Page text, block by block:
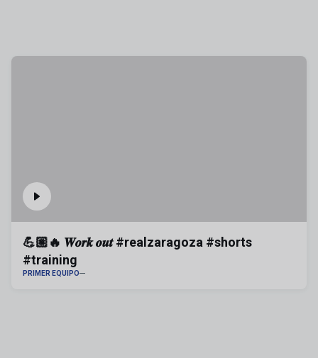
💪🏼🔥 𝑾𝒐𝒓𝒌 𝒐𝒖𝒕 #realzaragoza #shorts
#training
PRIMER EQUIPO